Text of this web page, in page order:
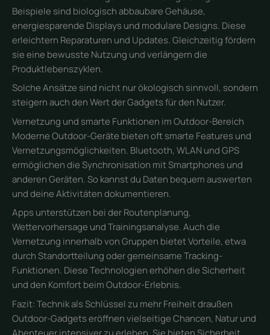
Beispiele sind biologisch abbaubare Gehäuse,
energiesparende Displays und modulare Designs. Diese
erleichtern Reparaturen und Updates. Gleichzeitig fördern
sie eine bewusste Nutzung und verlängern die
Produktlebenszyklen.
Solche Ansätze sind nicht nur ökologisch sinnvoll, sondern
steigern auch den Wert der Gadgets für den Nutzer.
Vernetzung und smarte Funktionen im Outdoor-Bereich
Moderne Outdoor-Geräte bieten oft smarte Features und
Vernetzungsmöglichkeiten. Bluetooth, WLAN und GPS
ermöglichen die Synchronisation mit Smartphones und
anderen Geräten. So kannst du Daten bequem auswerten
und deine Aktivitäten dokumentieren.
Apps unterstützen bei der Routenplanung,
Wettervorhersage und Trainingsanalyse. Auch die
Vernetzung innerhalb von Gruppen bietet Vorteile, etwa
durch Standortteilung oder gemeinsame Tracking-
Funktionen. Diese Technologien erhöhen die Sicherheit
und den Komfort beim Outdoor-Erlebnis.
Fazit: Technik als Schlüssel zu mehr Freiheit draußen
Outdoor-Gadgets eröffnen vielseitige Chancen, Natur und